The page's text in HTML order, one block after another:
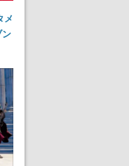
メ